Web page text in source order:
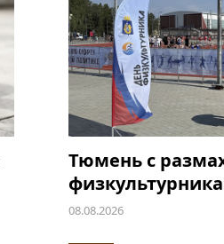
Тюмень с
физкультурника
08.08.2026